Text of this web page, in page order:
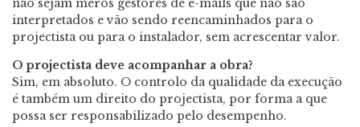
não sejam meros gestores de e-mails que não são
interpretados e vão sendo reencaminhados para o
projectista ou para o instalador, sem acrescentar valor.
O projectista deve acompanhar a obra?
Sim, em absoluto. O controlo da qualidade da execução
é também um direito do projectista, por forma a que
possa ser responsabilizado pelo desempenho.